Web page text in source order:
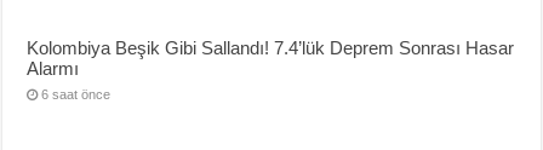
Kolombiya Beşik Gibi Sallandı! 7.4’lük Deprem Sonrası Hasar
Alarmı
6 saat önce